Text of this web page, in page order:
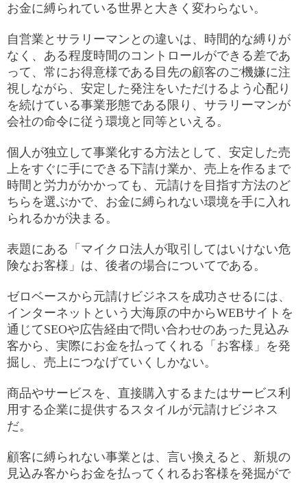
お金に縛られている世界と大きく変わらない。
自営業とサラリーマンとの違いは、時間的な縛りが
なく、ある程度時間のコントロールができる差であ
って、常にお得意様である目先の顧客のご機嫌に注
視しながら、安定した発注をいただけるよう心配り
を続けている事業形態である限り、サラリーマンが
会社の命令に従う環境と同等といえる。
個人が独立して事業化する方法として、安定した売
上をすぐに手にできる下請け業か、売上を作るまで
時間と労力がかかっても、元請けを目指す方法のど
ちらを選ぶかで、お金に縛られない環境を手に入れ
られるかが決まる。
表題にある「マイクロ法人が取引してはいけない危
険なお客様」は、後者の場合についてである。
ゼロベースから元請けビジネスを成功させるには、
インターネットという大海原の中からWEBサイトを
通じてSEOや広告経由で問い合わせのあった見込み
客から、実際にお金を払ってくれる「お客様」を発
掘し、売上につなげていくしかない。
商品やサービスを、直接購入するまたはサービス利
用する企業に提供するスタイルが元請けビジネス
だ。
顧客に縛られない事業とは、言い換えると、新規の
見込み客からお金を払ってくれるお客様を発掘がで